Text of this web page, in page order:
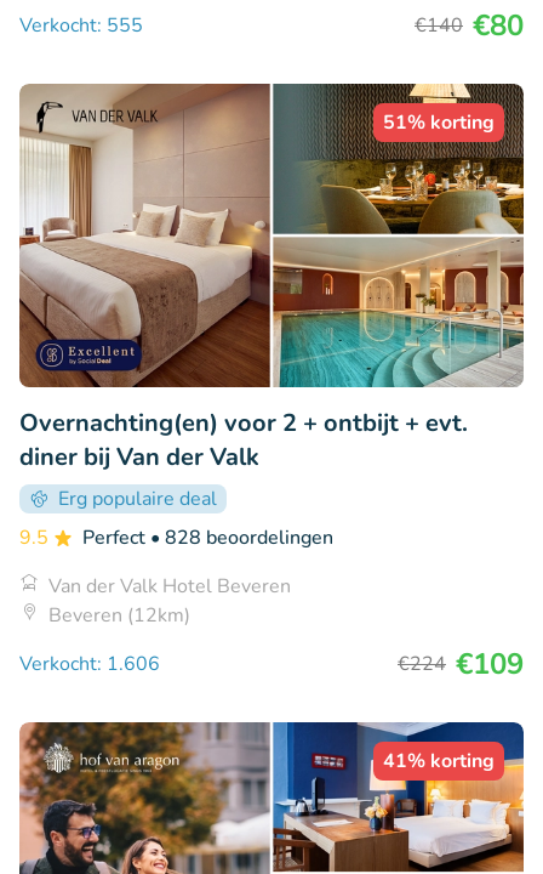
Verkocht: 555
€140 €80
51% korting
Overnachting(en) voor 2 + ontbijt + evt.
diner bij Van der Valk
Erg populaire deal
9.5
Perfect • 828 beoordelingen
Van der Valk Hotel Beveren
Beveren (12km)
Verkocht: 1.606
€224 €109
41% korting